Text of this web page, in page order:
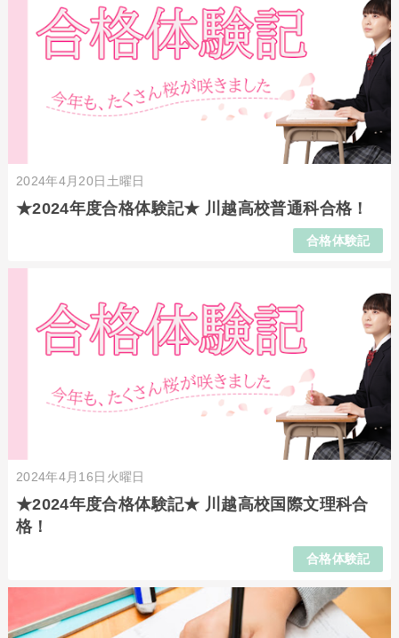
2024年4月20日土曜日
★2024年度合格体験記★ 川越高校普通科合格！
合格体験記
2024年4月16日火曜日
★2024年度合格体験記★ 川越高校国際文理科合
格！
合格体験記